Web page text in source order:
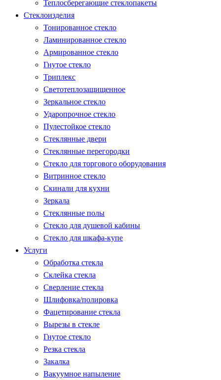
Теплосберегающие стеклопакеты
Стеклоизделия
Тонированное стекло
Ламинированное стекло
Армированное стекло
Гнутое стекло
Триплекс
Светотеплозащищенное
Зеркальное стекло
Ударопрочное стекло
Пулестойкое стекло
Стеклянные двери
Стеклянные перегородки
Стекло для торгового оборудования
Витринное стекло
Скинали для кухни
Зеркала
Стеклянные полы
Стекло для душевой кабины
Стекло для шкафа-купе
Услуги
Обработка стекла
Склейка стекла
Сверление стекла
Шлифовка/полировка
Фацетирование стекла
Вырезы в стекле
Гнутое стекло
Резка стекла
Закалка
Вакуумное напыление